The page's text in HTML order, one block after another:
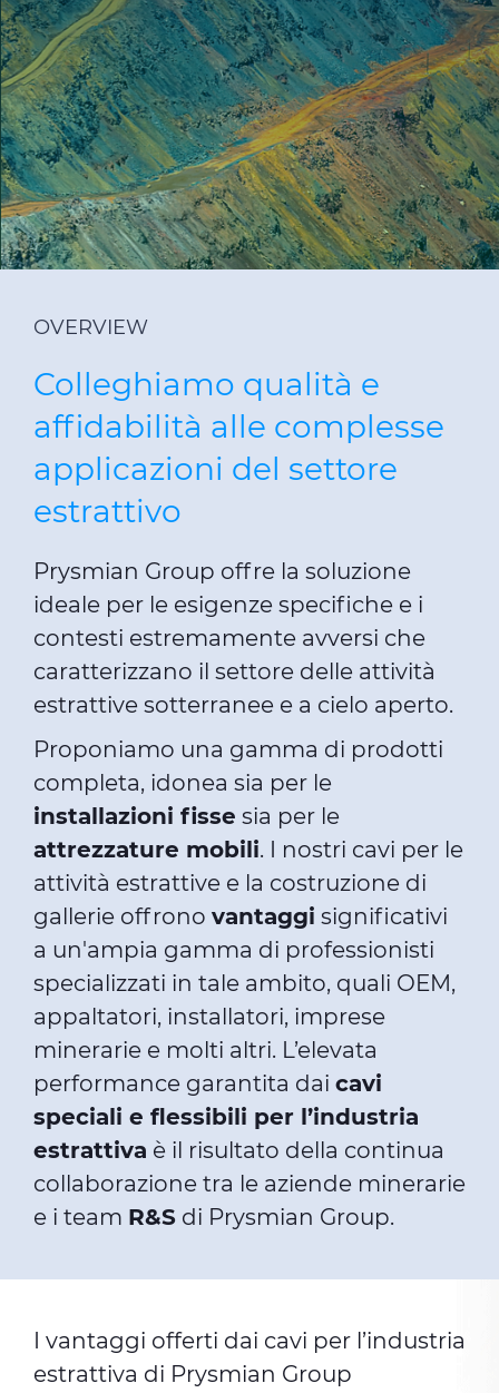
Certificazioni
Cerca la DoP
Cable App
GLOBAL SITE PRYSMIAN CLUB
OVERVIEW
Colleghiamo qualità e
affidabilità alle complesse
applicazioni del settore
estrattivo
Prysmian Group offre la soluzione
ideale per le esigenze specifiche e i
contesti estremamente avversi che
caratterizzano il settore delle attività
estrattive sotterranee e a cielo aperto.
Proponiamo una gamma di prodotti
completa, idonea sia per le
installazioni fisse sia per le
attrezzature mobili. I nostri cavi per le
attività estrattive e la costruzione di
gallerie offrono vantaggi significativi
a un'ampia gamma di professionisti
specializzati in tale ambito, quali OEM,
appaltatori, installatori, imprese
minerarie e molti altri. L’elevata
performance garantita dai cavi
speciali e flessibili per l’industria
estrattiva è il risultato della continua
collaborazione tra le aziende minerarie
e i team R&S di Prysmian Group.
I vantaggi offerti dai cavi per l’industria
estrattiva di Prysmian Group